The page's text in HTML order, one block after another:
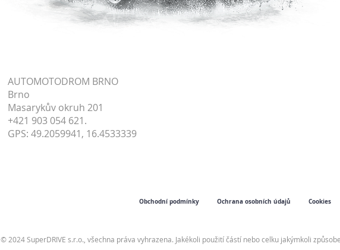
AUTOMOTODROM BRNO
Brno
Masarykův okruh 201
+421 903 054 621.
GPS: 49.2059941, 16.4533339
Obchodní podmínky Ochrana osobních údajů Cookies
© 2024 SuperDRIVE s.r.o., všechna práva vyhrazena. Jakékoli použití částí nebo celku jakýmkoli